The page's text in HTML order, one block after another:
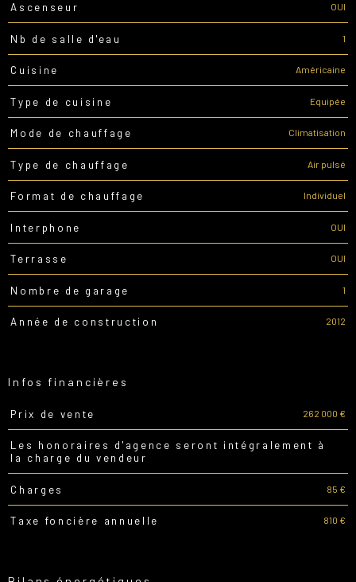
Ascenseur OUI
Nb de salle d'eau 1
Cuisine Américaine
Type de cuisine Equipée
Mode de chauffage Climatisation
Type de chauffage Air pulsé
Format de chauffage Individuel
Interphone OUI
Terrasse OUI
Nombre de garage 1
Année de construction 2012
Infos financières
Caractéristiques Valeurs
Prix de vente 262 000 €
Les honoraires d'agence seront intégralement à
la charge du vendeur
Charges 85 €
Taxe foncière annuelle 810 €